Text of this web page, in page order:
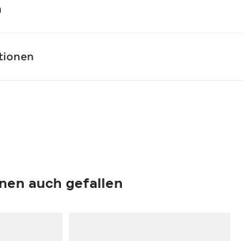
auch gefallen